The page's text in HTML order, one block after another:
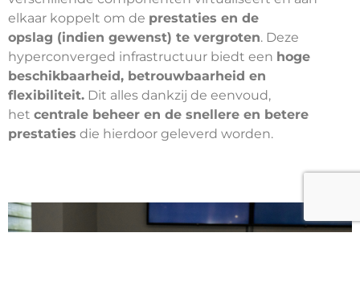
elkaar koppelt om de prestaties en de
opslag (indien gewenst) te vergroten. Deze
hyperconverged infrastructuur biedt een hoge
beschikbaarheid, betrouwbaarheid en
flexibiliteit. Dit alles dankzij de eenvoud,
het centrale beheer en de snellere en betere
prestaties die hierdoor geleverd worden.